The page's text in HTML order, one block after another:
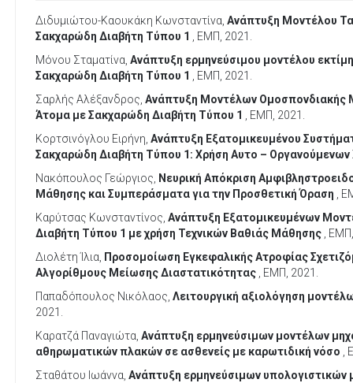
Διδυμιώτου-Καουκάκη Κωνσταντίνα, Ανάπτυξη Μοντέλου
Σακχαρώδη Διαβήτη Τύπου 1
, ΕΜΠ, 2021.
Μόνου Σταματίνα, Ανάπτυξη ερμηνεύσιμου μοντέλου
Σακχαρώδη Διαβήτη Τύπου 1
, ΕΜΠ, 2021.
Σαρλής Αλέξανδρος, Ανάπτυξη Μοντέλων Ομοσπονδιακής
Άτομα με Σακχαρώδη Διαβήτη Τύπου 1
, ΕΜΠ, 2021.
Κορτσινόγλου Ειρήνη, Ανάπτυξη Εξατομικευμένου
Σακχαρώδη Διαβήτη Τύπου 1: Χρήση Αυτο – Οργανούμενων
Νακόπουλος Γεώργιος,
Νευρική Απόκριση
Μάθησης και Συμπεράσματα για την Προσθετική Όραση ,
Καρύτσας Κωνσταντίνος, Ανάπτυξη Εξατομικευμένων
Διαβήτη Τύπου 1 με χρήση Τεχνικών Βαθιάς Μάθησης ,
Διολέτη Ίλια,
Προσομοίωση Εγκεφαλικής Ατροφίας
Αλγορίθμους Μείωσης Διαστατικότητας , ΕΜΠ, 2021.
Παπαδόπουλος Νικόλαος, Λειτουργική αξιολόγηση
2021.
Καρατζά Παναγιώτα, Ανάπτυξη ερμηνεύσιμων μοντέλων
αθηρωματικών πλακών σε ασθενείς με καρωτιδική νόσο ,
Σταθάτου Ιωάννα, Ανάπτυξη ερμηνεύσιμων υπολογιστικών